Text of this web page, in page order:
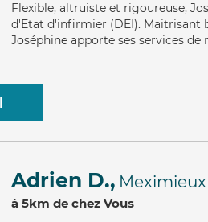
Flexible, altruiste et rigoureuse,
d'Etat d'infirmier (DEI). Maitrisant
Joséphine apporte ses services
Adrien D., Meximieux
à 5km de chez Vous